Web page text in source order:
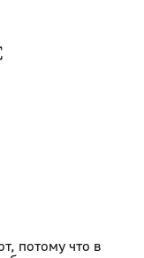
потому что в